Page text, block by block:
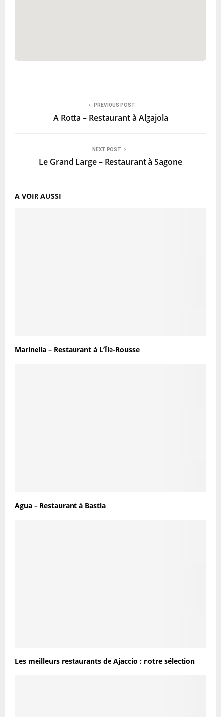
PREVIOUS POST
A Rotta – Restaurant à Algajola
NEXT POST
Le Grand Large – Restaurant à Sagone
A VOIR AUSSI
Marinella – Restaurant à L’Île-Rousse
Agua – Restaurant à Bastia
Les meilleurs restaurants de Ajaccio : notre sélection